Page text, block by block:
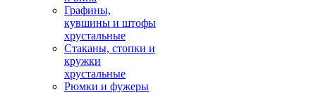
Графины,
кувшины и штофы
хрустальные
Стаканы, стопки и
кружки
хрустальные
Рюмки и фужеры